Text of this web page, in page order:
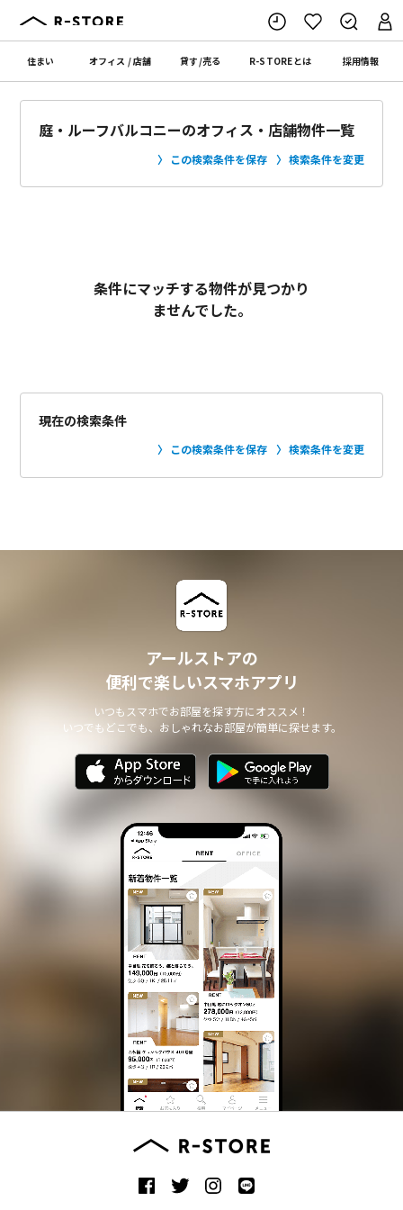
住まい オフィス /店舗 貸す/売る R-STOREとは 採用情報
庭・ルーフバルコニーのオフィス・店舗物件一覧
検索条件を変更
この検索条件を保存
条件にマッチする物件が見つかり
ませんでした。
現在の検索条件
検索条件を変更
この検索条件を保存
アールストアの
便利で楽しいスマホアプリ
いつもスマホでお部屋を探す方にオススメ！
いつでもどこでも、おしゃれなお部屋が簡単に探せます。